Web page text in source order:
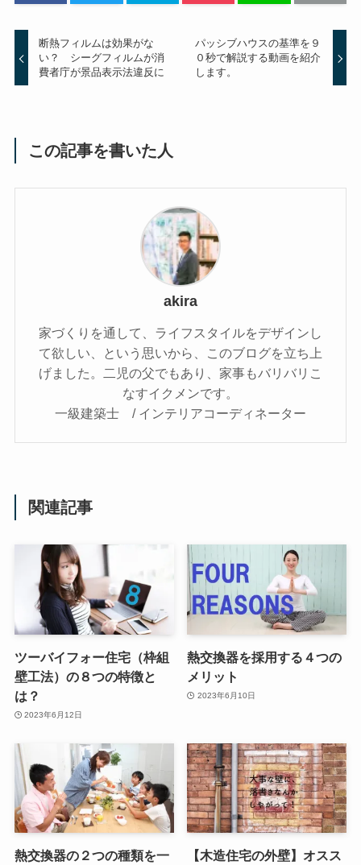
断熱フィルムは効果がな
い？ シーグフィルムが消
費者庁が景品表示法違反に
パッシブハウスの基準を９
０秒で解説する動画を紹介
します。
この記事を書いた人
akira
家づくりを通して、ライフスタイルをデザインし
て欲しい、という思いから、このブログを立ち上
げました。二児の父でもあり、家事もバリバリこ
なすイクメンです。
一級建築士 / インテリアコーディネーター
関連記事
ツーバイフォー住宅（枠組
壁工法）の８つの特徴と
は？
2023年6月12日
熱交換器を採用する４つの
メリット
2023年6月10日
熱交換器の２つの種類を一
【木造住宅の外壁】オスス